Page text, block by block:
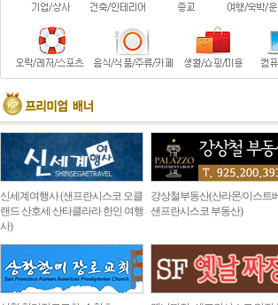
신세계여행사 (샌프란시스코 오클
랜드 산호세 산타클라라 한인 여행
사)
강상철부동산(산라몬/이스트
샌프란시스코 부동산)